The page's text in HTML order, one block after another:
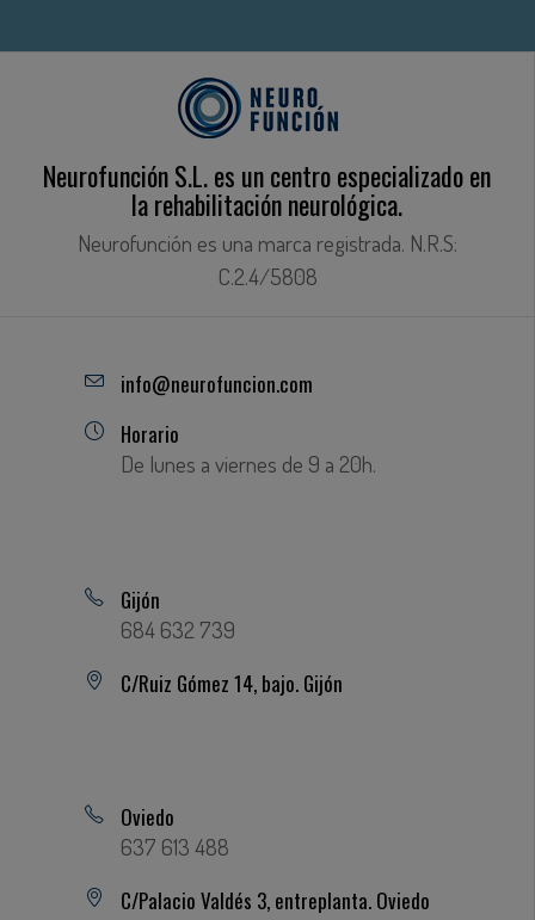
Neurofunción S.L. es un centro especializado en
la rehabilitación neurológica.
Neurofunción es una marca registrada. N.R.S:
C.2.4/5808
info@neurofuncion.com
Horario
De lunes a viernes de 9 a 20h.
Gijón
684 632 739
C/Ruiz Gómez 14, bajo. Gijón
Oviedo
637 613 488
C/Palacio Valdés 3, entreplanta. Oviedo